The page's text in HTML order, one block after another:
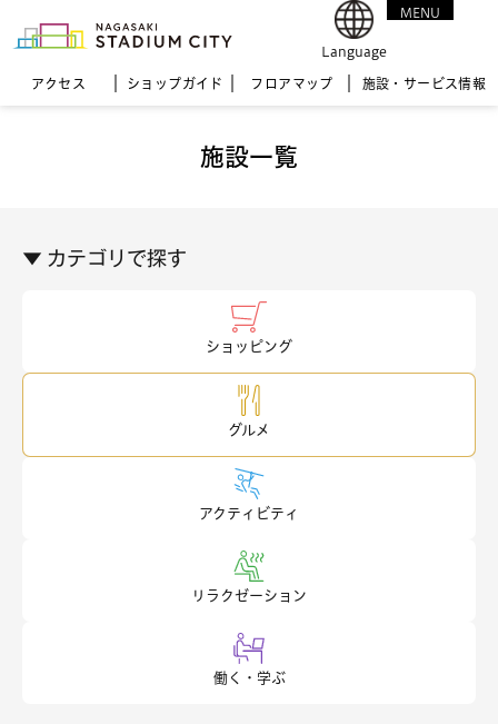
アクセス ショップガイド フロア マップ 施設・サービス情報
Language
MENU
施設一覧
▼ カテゴリで探す
ショッピング
グルメ
アクティビティ
リラクゼーション
働く・学ぶ